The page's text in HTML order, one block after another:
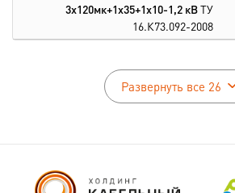
3х120мк+1х35+1х10-1,2 кВТУ
16.К73.092-2008
Развернуть все 26